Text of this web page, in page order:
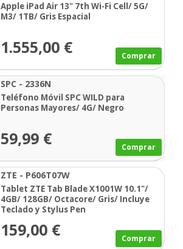
Apple iPad Air 13" 7th Wi-Fi Cell/ 5G/
M3/ 1TB/ Gris Espacial
1.555,00 € Comprar
SPC - 2336N
Teléfono Móvil SPC WILD para
Personas Mayores/ 4G/ Negro
59,99 € Comprar
ZTE - P606T07W
Tablet ZTE Tab Blade X1001W 10.1"/
4GB/ 128GB/ Octacore/ Gris/ Incluye
Teclado y Stylus Pen
159,00 € Comprar